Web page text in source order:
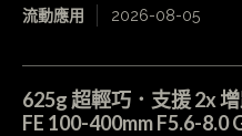
流動應用 2026-08-05
625g 超輕巧．支援 2x
FE 100-400mm F5.6-8.0